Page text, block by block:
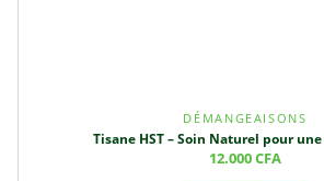
DÉMANGEAISONS
Tisane HST – Soin Naturel pour
12.000CFA